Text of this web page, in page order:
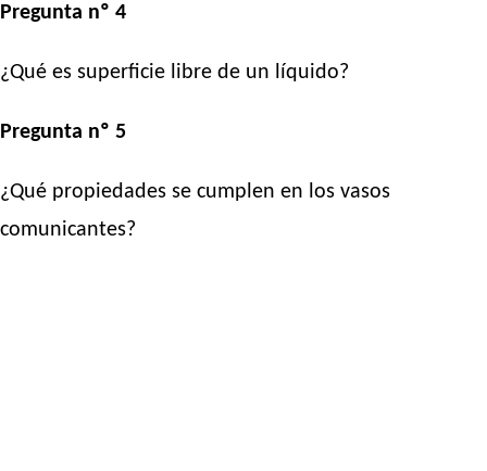
Pregunta nº 4
¿Qué es superficie libre de un líquido?
Pregunta nº 5
¿Qué propiedades se cumplen en los vasos
comunicantes?